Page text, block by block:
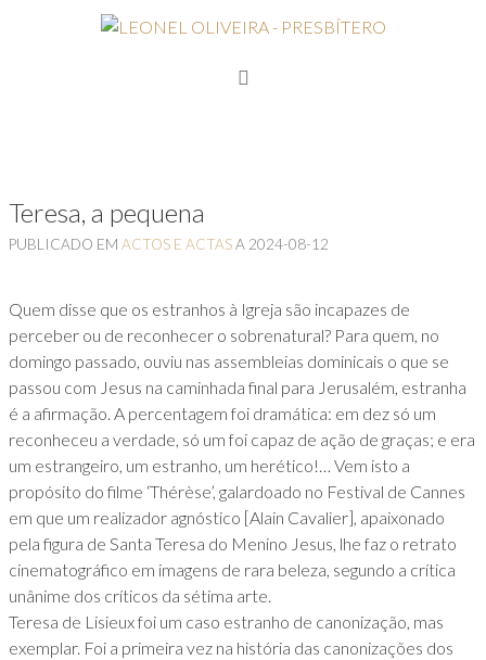
Teresa, a pequena
PUBLICADO EM ACTOS E ACTASA 2024-08-12
Quem disse que os estranhos à Igreja são incapazes de
perceber ou de reconhecer o sobrenatural? Para quem, no
domingo passado, ouviu nas assembleias dominicais o que se
passou com Jesus na caminhada final para Jerusalém, estranha
é a afirmação. A percentagem foi dramática: em dez só um
reconheceu a verdade, só um foi capaz de ação de graças; e era
um estrangeiro, um estranho, um herético!… Vem isto a
propósito do filme ‘Thérèse’, galardoado no Festival de Cannes
em que um realizador agnóstico [Alain Cavalier], apaixonado
pela figura de Santa Teresa do Menino Jesus, lhe faz o retrato
cinematográfico em imagens de rara beleza, segundo a crítica
unânime dos críticos da sétima arte.
Teresa de Lisieux foi um caso estranho de canonização, mas
exemplar. Foi a primeira vez na história das canonizações dos